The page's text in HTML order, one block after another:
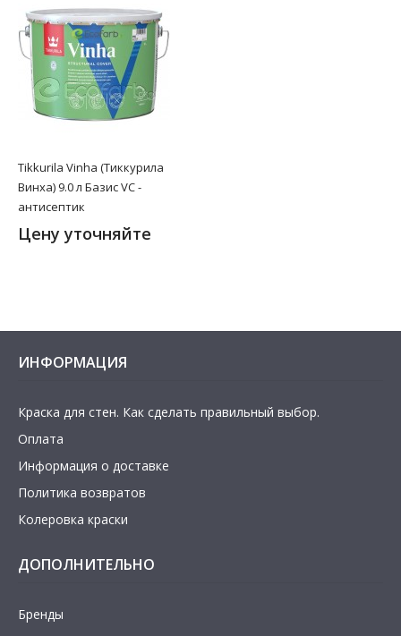
Tikkurila Vinha (Тиккурила
Винха) 9.0 л Базис VC -
антисептик
Цену уточняйте
ИНФОРМАЦИЯ
Краска для стен. Как сделать правильный выбор.
Оплата
Информация о доставке
Политика возвратов
Колеровка краски
ДОПОЛНИТЕЛЬНО
Бренды